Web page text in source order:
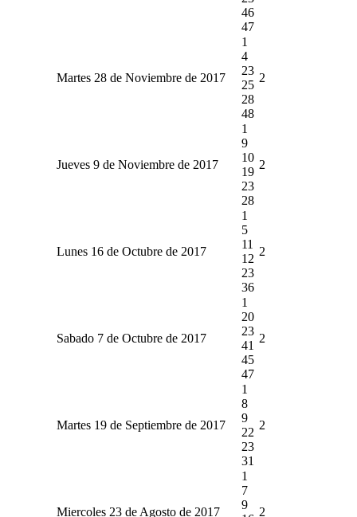
46
47
Martes 28 de Noviembre de 2017
1
4
23
25
28
48
2
Jueves 9 de Noviembre de 2017
1
9
10
19
23
28
2
Lunes 16 de Octubre de 2017
1
5
11
12
23
36
2
Sabado 7 de Octubre de 2017
1
20
23
41
45
47
2
Martes 19 de Septiembre de 2017
1
8
9
22
23
31
2
Miercoles 23 de Agosto de 2017
1
7
9
2